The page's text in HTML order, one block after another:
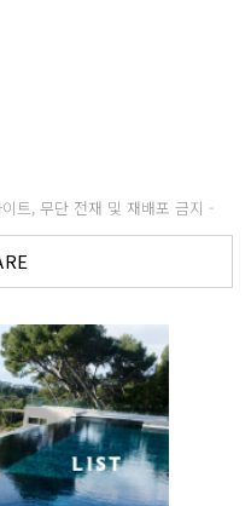
트, 무단 전재 및 재배포 금지 -